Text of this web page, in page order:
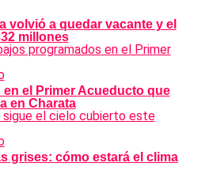
volvió a quedar vacante y el
millones
el Primer Acueducto que
en Charata
grises: cómo estará el clima